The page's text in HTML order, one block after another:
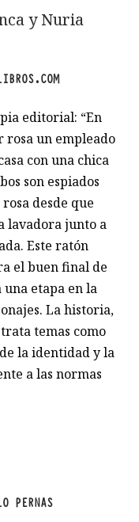
y Nuria
editorial: “En
rosa un empleado
con una chica
son espiados
desde que
lavadora junto a
Este ratón
el buen final de
etapa en la
La historia,
temas como
la identidad y la
a las normas
PERNAS